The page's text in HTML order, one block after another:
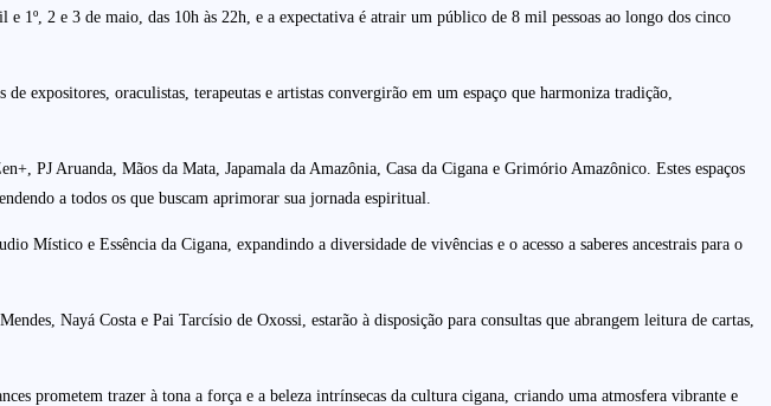
2 e 3 de maio, das 10h às 22h, e a expectativa é atrair um público de 8 mil pessoas ao longo dos cinco
expositores, oraculistas, terapeutas e artistas convergirão em um espaço que harmoniza tradição,
PJ Aruanda, Mãos da Mata, Japamala da Amazônia, Casa da Cigana e Grimório Amazônico. Estes espaços
a todos os que buscam aprimorar sua jornada espiritual.
Místico e Essência da Cigana, expandindo a diversidade de vivências e o acesso a saberes ancestrais para o
Nayá Costa e Pai Tarcísio de Oxossi, estarão à disposição para consultas que abrangem leitura de cartas,
prometem trazer à tona a força e a beleza intrínsecas da cultura cigana, criando uma atmosfera vibrante e